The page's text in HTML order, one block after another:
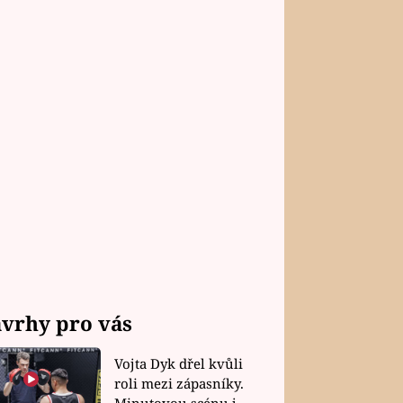
pro vás
Vojta Dyk dřel kvůli
roli mezi zápasníky.